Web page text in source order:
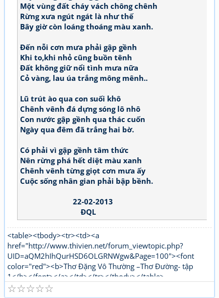
Một vùng đất cháy vách chông chênh
Rừng xưa ngút ngát là như thế
Bây giờ còn loáng thoáng màu xanh.
Đến nỗi cơn mưa phải gập gềnh
Khi to,khi nhỏ cũng buồn tênh
Đất không giữ nổi tình mưa nữa
Cỏ vàng, lau úa trắng mông mênh..
Lũ trút ào qua con suối khô
Chênh vênh đá dựng sóng lô nhô
Con nước gập gềnh qua thác cuốn
Ngày qua đêm đã trắng hai bờ.
Có phải vì gập gềnh tâm thức
Nên rừng phá hết diệt màu xanh
Chênh vênh từng giọt cơn mưa ấy
Cuộc sống nhân gian phải bập bềnh.
22-02-2013
ĐQL
<table><tbody><tr><td><a
href="http://www.thivien.net/forum_viewtopic.php?
UID=aQM2hIhQurHSD6OLGRNWgw&Page=100"><font
color="red"><b>Thơ Đặng Vô Thường –Thơ Đường- tập
1</b></font></a></td></tr></tbody></table>
<table><tbody><tr><td><a
☆
☆
☆
☆
☆